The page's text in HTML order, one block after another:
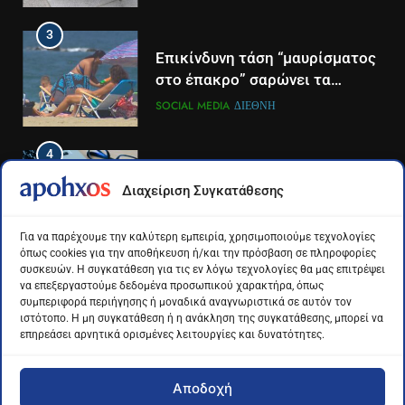
Διαχείριση Συγκατάθεσης
Για να παρέχουμε την καλύτερη εμπειρία, χρησιμοποιούμε τεχνολογίες
όπως cookies για την αποθήκευση ή/και την πρόσβαση σε πληροφορίες
συσκευών. Η συγκατάθεση για τις εν λόγω τεχνολογίες θα μας επιτρέψει
να επεξεργαστούμε δεδομένα προσωπικού χαρακτήρα, όπως
συμπεριφορά περιήγησης ή μοναδικά αναγνωριστικά σε αυτόν τον
ιστότοπο. Η μη συγκατάθεση ή η ανάκληση της συγκατάθεσης, μπορεί να
επηρεάσει αρνητικά ορισμένες λειτουργίες και δυνατότητες.
Αποδοχή
4
Το αντίο του Άκη Παυλόπουλου
στον ΣΚΑΙ
LIFESTYLE-MEDIA
5
«τιμόνι» του κεντρικού δελτίου
6
Στον ΑΝΤ1 η Σία Κοσιώνη- Η
ανακοίνωση του σταθμού
LIFESTYLE-MEDIA
4
Για πρώτη φορά τα μέσα
κοινωνικής δικτύωσης και οι
πλατφόρμες βίντεο
σε παγκόσμιο επίπεδο
ΔΙΕΘΝΉ ΕΠΙΣΤΉΜΗ
5
πρώτη φορά ενδείξεις για τον
τρύπα στο κέντρο του Γαλαξία
μας
6
Τα βουνά της Ελλάδας
«στερεύουν» από χιόνι
ΕΛΛΆΔΑ ΕΠΙΣΤΉΜΗ